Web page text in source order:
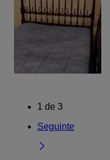
1 de 3
Seguinte